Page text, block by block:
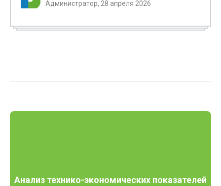
Администратор, 28 апреля 2026
Анализ технико-экономических показателей